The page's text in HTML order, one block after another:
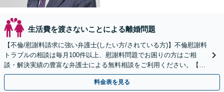
生活費を渡さないことによる離婚問題
【不倫/慰謝料請求に強い弁護士(したい方/されている方)】不倫慰謝料
トラブルの相談は毎月100件以上、慰謝料問題でお困りの方はご相
談・解決実績の豊富な弁護士による無料相談をご利用ください。【不
倫相談は初回0円】【宮城県全域対応】
料金表を見る